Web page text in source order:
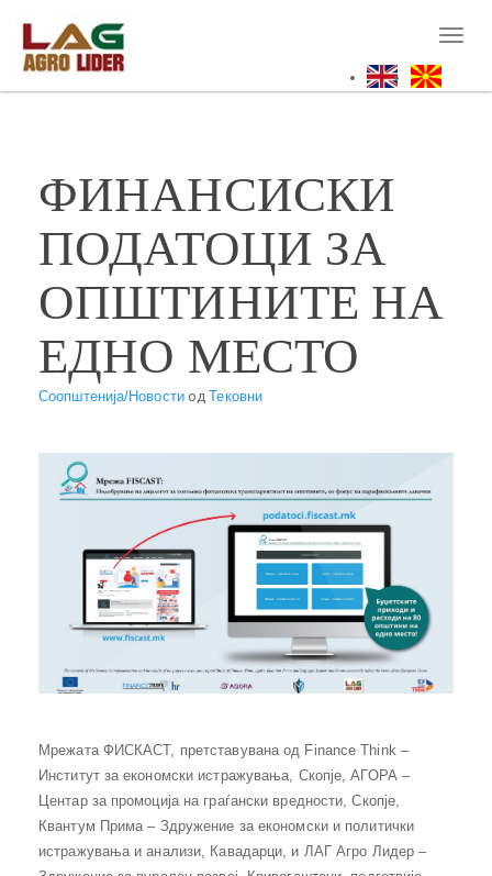
main
content
ФИНАНСИСКИ
ПОДАТОЦИ ЗА
ОПШТИНИТЕ НА
ЕДНО МЕСТО
Соопштенија/НовостиодТековни
Мрежата ФИСКАСТ, претставувана од Finance Think –
Институт за економски истражувања, Скопје, АГОРА –
Центар за промоција на граѓански вредности, Скопје,
Квантум Прима – Здружение за економски и политички
истражувања и анализи, Кавадарци, и ЛАГ Агро Лидер –